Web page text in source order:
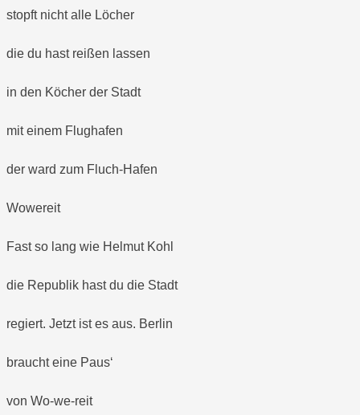
stopft nicht alle Löcher
die du hast reißen lassen
in den Köcher der Stadt
mit einem Flughafen
der ward zum Fluch-Hafen
Wowereit
Fast so lang wie Helmut Kohl
die Republik hast du die Stadt
regiert. Jetzt ist es aus. Berlin
braucht eine Paus‘
von Wo-we-reit